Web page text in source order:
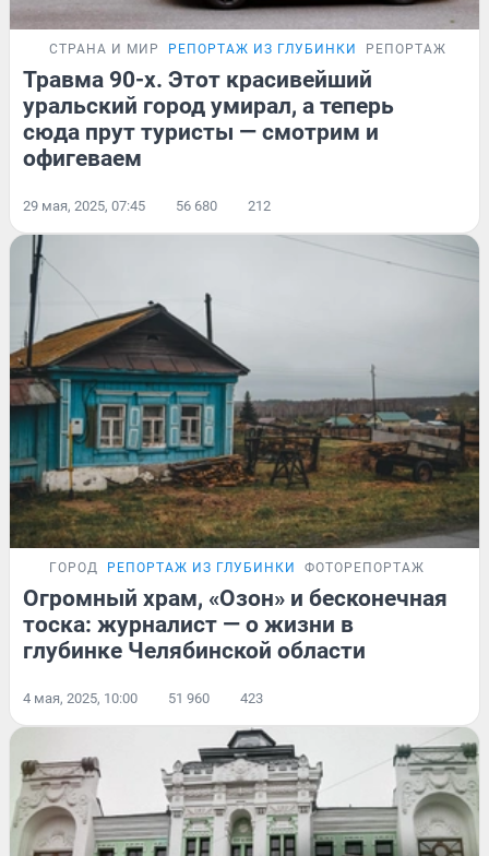
СТРАНА И МИР РЕПОРТАЖ ИЗ ГЛУБИНКИ РЕПОРТАЖ
Травма 90-х. Этот красивейший
уральский город умирал, а теперь
сюда прут туристы — смотрим и
офигеваем
29 мая, 2025, 07:45 56 680 212
ГОРОД РЕПОРТАЖ ИЗ ГЛУБИНКИ ФОТОРЕПОРТАЖ
Огромный храм, «Озон» и бесконечная
тоска: журналист — о жизни в
глубинке Челябинской области
4 мая, 2025, 10:00 51 960 423